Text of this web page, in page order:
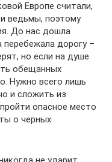
Европе считали,
ведьмы, поэтому
До нас дошла
перебежала дорогу –
но если на душе
обещанных
Нужно всего лишь
и сложить из
опасное место
о черных